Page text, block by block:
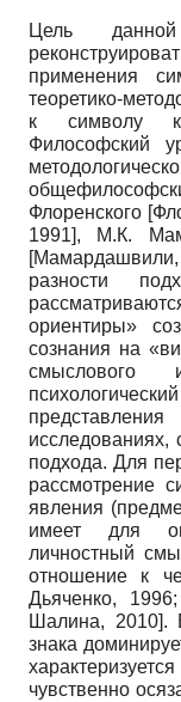
Цель
применения
теоретико-
к символу
Философский
Флоренского
1991], М.К.
разности
ориентиры»
сознания на
смыслового
подхода. Для
рассмотрение
явления
имеет для
личностный
отношение к
Дьячен­ко,
Шалина, 2010].
знака
чувственно